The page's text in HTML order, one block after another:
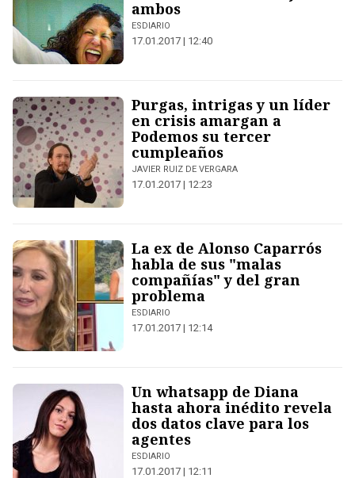
ambos
ESDIARIO
17.01.2017 | 12:40
Purgas, intrigas y un líder
en crisis amargan a
Podemos su tercer
cumpleaños
JAVIER RUIZ DE VERGARA
17.01.2017 | 12:23
La ex de Alonso Caparrós
habla de sus "malas
compañías" y del gran
problema
ESDIARIO
17.01.2017 | 12:14
Un whatsapp de Diana
hasta ahora inédito revela
dos datos clave para los
agentes
ESDIARIO
17.01.2017 | 12:11